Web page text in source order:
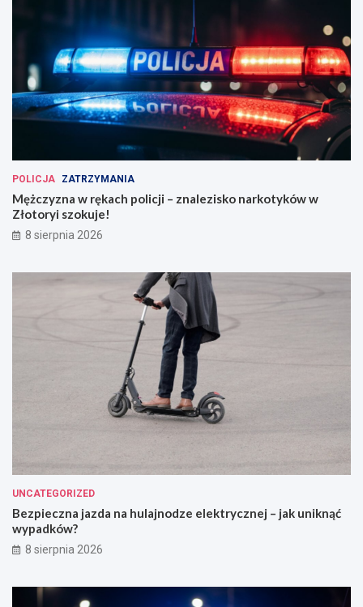
POLICJA ZATRZYMANIA
Mężczyzna w rękach policji – znalezisko narkotyków w
Złotoryi szokuje!
8 sierpnia 2026
UNCATEGORIZED
Bezpieczna jazda na hulajnodze elektrycznej – jak uniknąć
wypadków?
8 sierpnia 2026